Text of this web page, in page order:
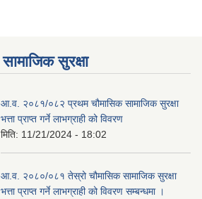
सामाजिक सुरक्षा
आ.व. २०८१/०८२ प्रथम चौमासिक सामाजिक सुरक्षा
भत्ता प्राप्त गर्ने लाभग्राही को विवरण
मिति: 11/21/2024 - 18:02
आ.व. २०८०/०८१ तेस्रो चौमासिक सामाजिक सुरक्षा
भत्ता प्राप्त गर्ने लाभग्राही को विवरण सम्बन्धमा ।